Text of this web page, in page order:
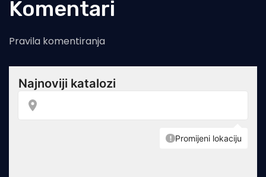
Komentari
Pravila komentiranja